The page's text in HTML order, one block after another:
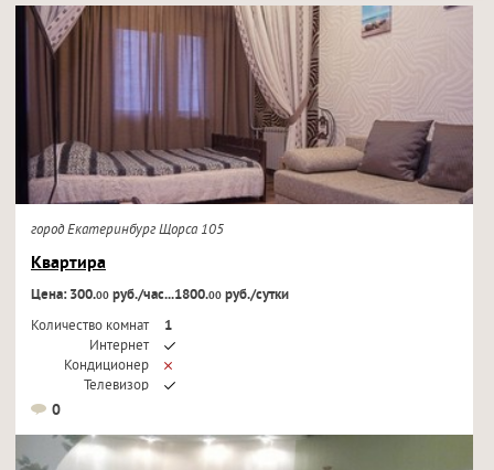
город Екатеринбург Щорса 105
Квартира
Цена: 300.00руб./час...1800.00руб./сутки
Количество комнат
1
Интернет
Кондиционер
Телевизор
0